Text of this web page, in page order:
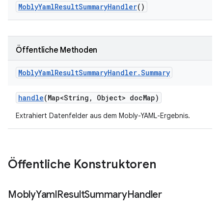
MoblyYamlResultSummaryHandler()
Öffentliche Methoden
MoblyYamlResultSummaryHandler.Summary
handle(Map<String , Object> docMap)
Extrahiert Datenfelder aus dem Mobly-YAML-Ergebnis.
Öffentliche Konstruktoren
MoblyYamlResultSummaryHandler